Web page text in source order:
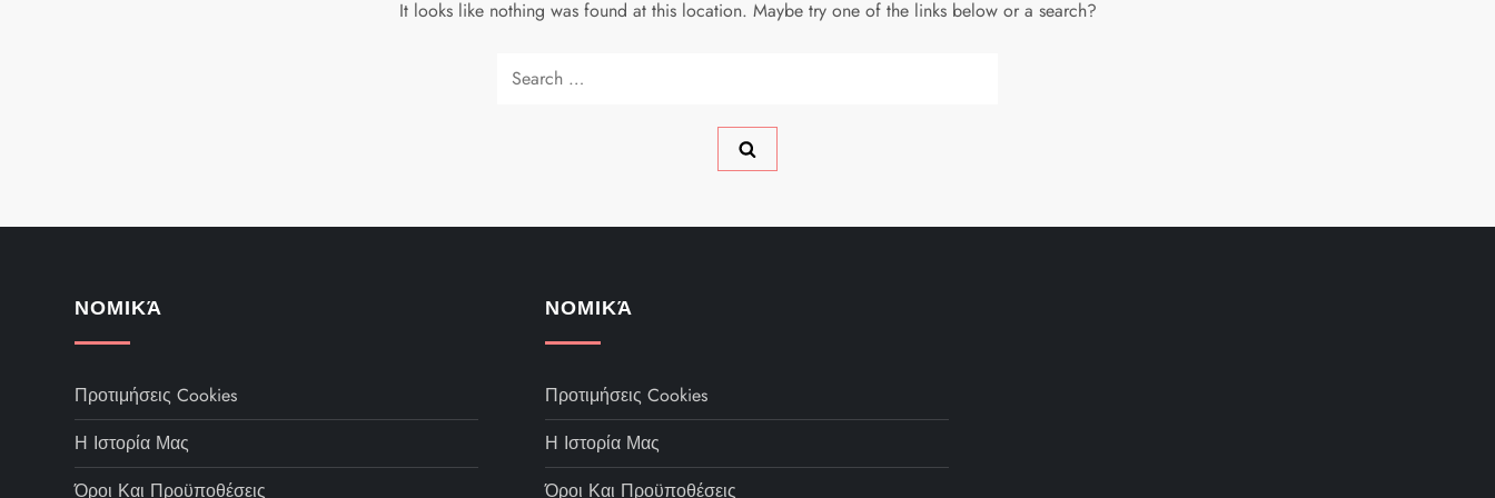
It looks like nothing was found at this location. Maybe try one of the links below or a search?
ΝΟΜΙΚΆ
Προτιμήσεις Cookies
Η Ιστορία Μας
Όροι Και Προϋποθέσεις
ΝΟΜΙΚΆ
Προτιμήσεις Cookies
Η Ιστορία Μας
Όροι Και Προϋποθέσεις